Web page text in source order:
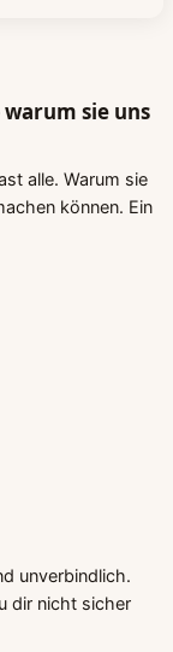
sie uns
alle. Warum sie
können. Ein
unverbindlich.
dir nicht sicher